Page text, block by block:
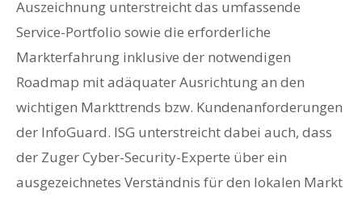
Auszeichnung unterstreicht das umfassende
Service-Portfolio sowie die erforderliche
Markterfahrung inklusive der notwendigen
Roadmap mit adäquater Ausrichtung an den
wichtigen Markttrends bzw. Kundenanforderungen
der InfoGuard. ISG unterstreicht dabei auch, dass
der Zuger Cyber-Security-Experte über ein
ausgezeichnetes Verständnis für den lokalen Markt